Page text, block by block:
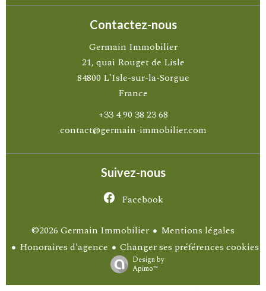
Contactez-nous
Germain Immobilier
21, quai Rouget de Lisle
84800 L'Isle-sur-la-Sorgue
France
+33 4 90 38 23 68
contact@germain-immobilier.com
Suivez-nous
Facebook
©2026 Germain Immobilier
Mentions légales
Honoraires d'agence
Changer ses préférences cookies
Design by
Apimo™